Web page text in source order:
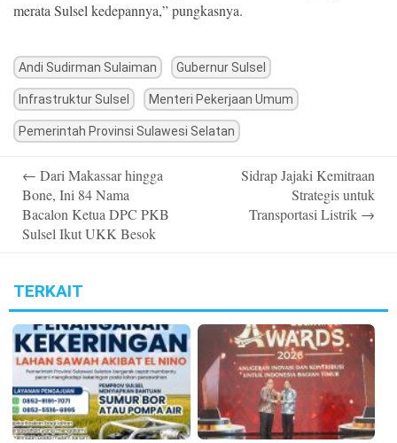
merata Sulsel kedepannya,” pungkasnya.
Andi Sudirman Sulaiman Gubernur Sulsel
Infrastruktur Sulsel Menteri Pekerjaan Umum
Pemerintah Provinsi Sulawesi Selatan
navigation
← Dari Makassar hingga
Bone, Ini 84 Nama
Bacalon Ketua DPC PKB
Sulsel Ikut UKK Besok
Sidrap Jajaki Kemitraan
Strategis untuk
Transportasi Listrik →
TERKAIT